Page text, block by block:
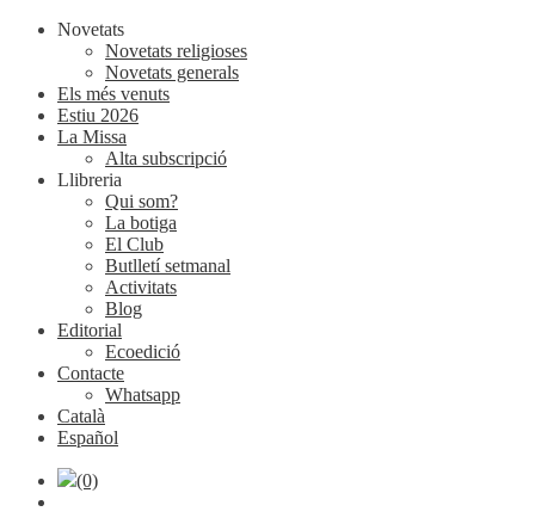
Novetats
Novetats religioses
Novetats generals
Els més venuts
Estiu 2026
La Missa
Alta subscripció
Llibreria
Qui som?
La botiga
El Club
Butlletí setmanal
Activitats
Blog
Editorial
Ecoedició
Contacte
Whatsapp
Català
Español
(0)